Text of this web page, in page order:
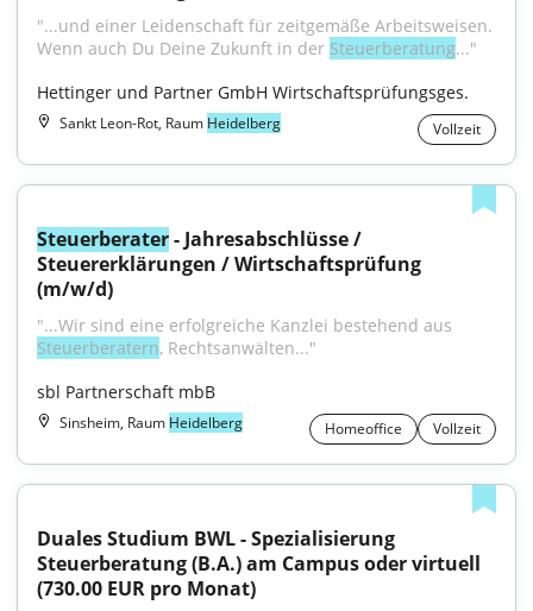
"...und einer Leidenschaft für zeitgemäße Arbeitsweisen.
Wenn auch Du Deine Zukunft in der Steuerberatung..."
Hettinger und Partner GmbH Wirtschaftsprüfungsges.
Sankt Leon-Rot, Raum Heidelberg Vollzeit
Steuerberater - Jahresabschlüsse /
Steuererklärungen / Wirtschaftsprüfung
(m/w/d)
Steuerberatern, Rechtsanwälten..."
sbl Partnerschaft mbB
Sinsheim, Raum Heidelberg Homeoffice Vollzeit
Duales Studium BWL - Spezialisierung
Steuerberatung (B.A.) am Campus oder virtuell
(730.00 EUR pro Monat)